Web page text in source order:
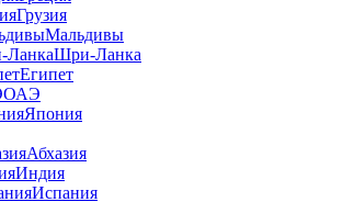
Грузия
Мальдивы
Шри-Ланка
Египет
ОАЭ
Япония
Абхазия
Индия
Испания